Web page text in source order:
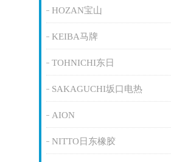
HOZAN宝山
KEIBA马牌
TOHNICHI东日
SAKAGUCHI坂口电热
AION
NITTO日东橡胶